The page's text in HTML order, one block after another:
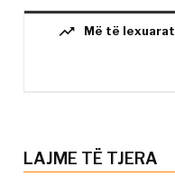
trending_up Më të lexuarat
LAJME TË TJERA